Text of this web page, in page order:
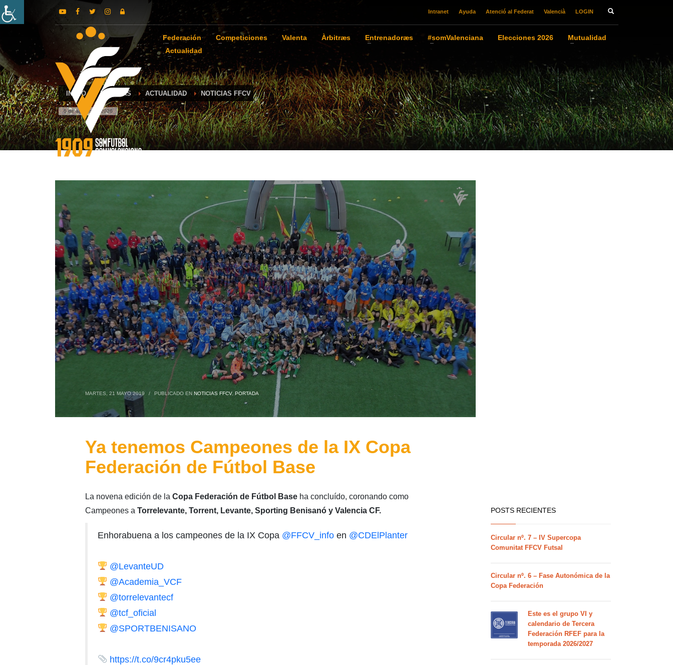
Intranet Ayuda Atenció al Federat Valencià LOGIN
Federación Competiciones Valenta Àrbitræs Entrenadoræs #somValenciana Elecciones 2026
Mutualidad
Actualidad
INICIO NOTICIAS ACTUALIDAD NOTICIAS FFCV
6 de agosto de 2026
MARTES, 21 MAYO 2019 / PUBLICADO EN NOTICIAS FFCV, PORTADA
Ya tenemos Campeones de la IX Copa
Federación de Fútbol Base
La novena edición de la Copa Federación de Fútbol Baseha concluído, coronando como
Campeones a Torrelevante, Torrent, Levante, Sporting Benisanó y Valencia CF.
Enhorabuena a los campeones de la IX Copa @FFCV_infoen @CDElPlanter
@LevanteUD
@Academia_VCF
@torrelevantecf
@tcf_oficial
@SPORTBENISANO
https://t.co/9cr4pku5ee
POSTS RECIENTES
Circular nº. 7 – IV Supercopa
Comunitat FFCV Futsal
Circular nº. 6 – Fase Autonómica de la
Copa Federación
Este es el grupo VI y
calendario de Tercera
Federación RFEF para la
temporada 2026/2027